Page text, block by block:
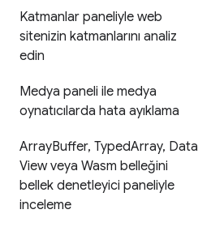
Katmanlar paneliyle web
sitenizin katmanlarını analiz
edin
Medya paneli ile medya
oynatıcılarda hata ayıklama
ArrayBuffer, TypedArray, Data
View veya Wasm belleğini
bellek denetleyici paneliyle
inceleme